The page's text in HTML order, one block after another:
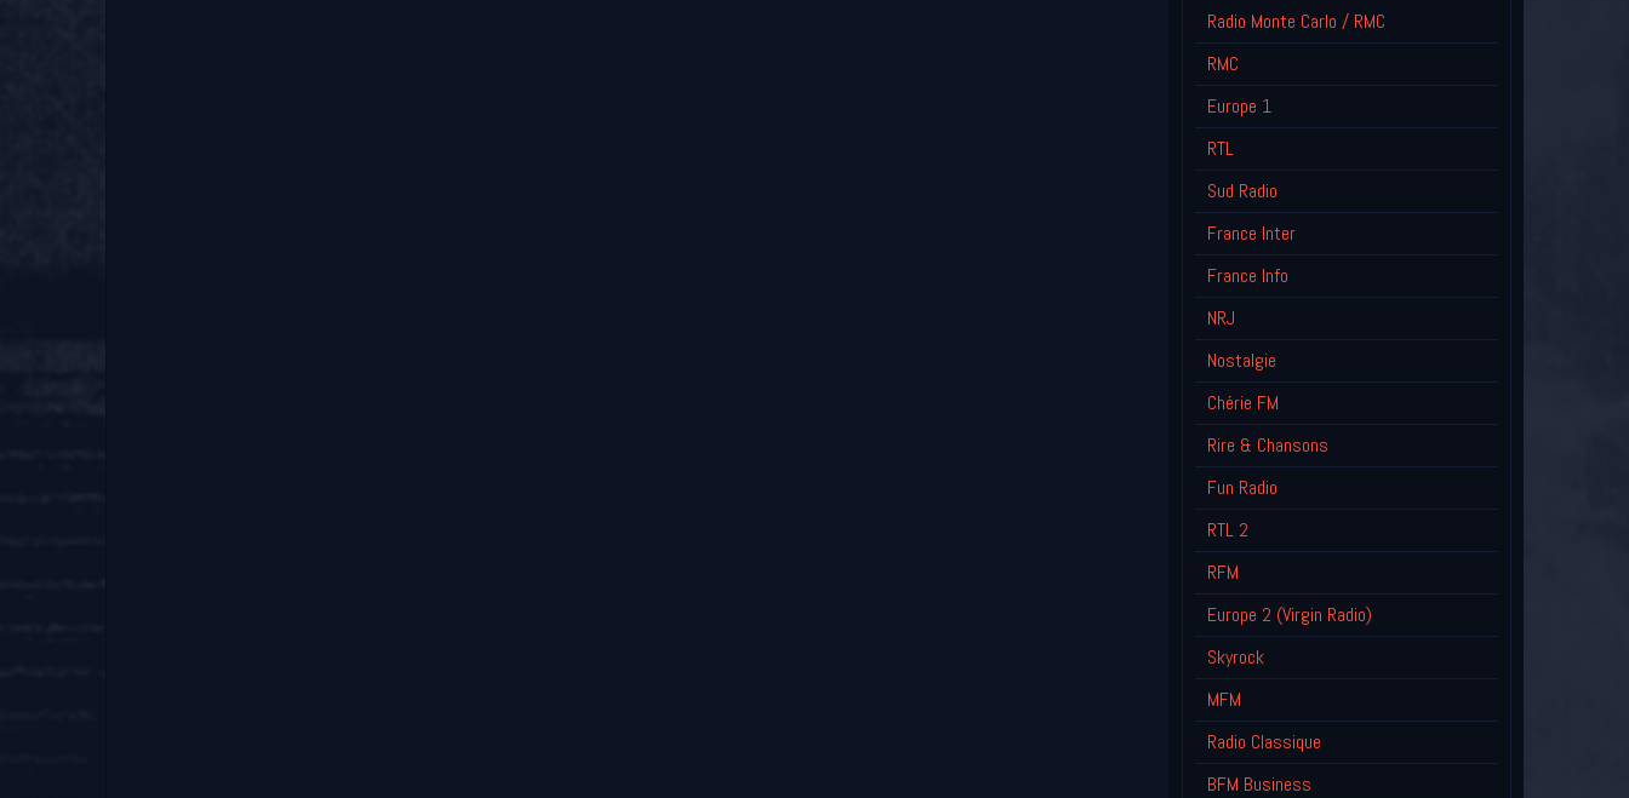
Radio Monte Carlo / RMC
RMC
Europe 1
RTL
Sud Radio
France Inter
France Info
NRJ
Nostalgie
Chérie FM
Rire & Chansons
Fun Radio
RTL 2
RFM
Europe 2 (Virgin Radio)
Skyrock
MFM
Radio Classique
BFM Business